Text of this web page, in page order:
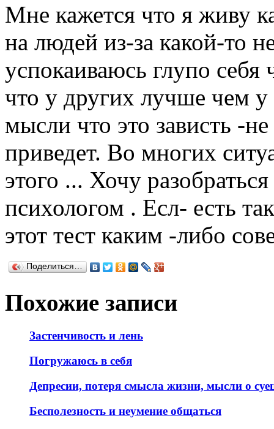
Мне кажется что я живу
на людей из-за какой-то
успокаиваюсь глупо
что у других лучше чем
мысли что это зависть -
приведет. Во многих
этого ... Хочу
психологом . Есл- есть
этот тест каким -либо
Поделиться…
Похожие записи
Застенчивость и лень
Погружаюсь в себя
Депресии, потеря смысла жизни, мысли о
Бесполезность и неумение общаться